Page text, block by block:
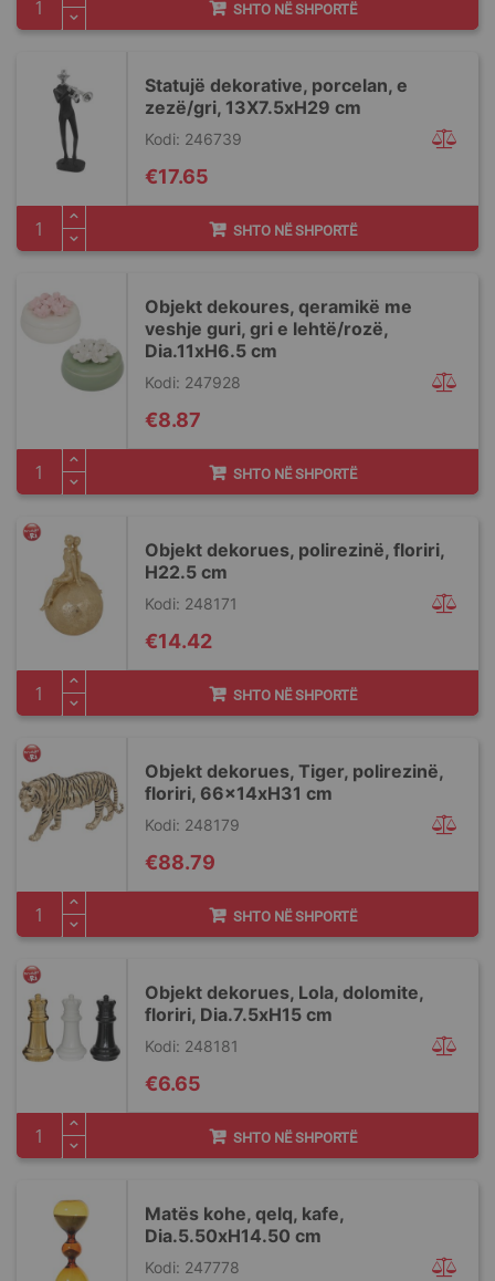
SHTO NË SHPORTË
Statujë dekorative, porcelan, e
zezë/gri, 13X7.5xH29 cm
Kodi: 246739
€17.65
SHTO NË SHPORTË
Objekt dekoures, qeramikë me
veshje guri, gri e lehtë/rozë,
Dia.11xH6.5 cm
Kodi: 247928
€8.87
SHTO NË SHPORTË
Objekt dekorues, polirezinë, floriri,
H22.5 cm
Kodi: 248171
€14.42
SHTO NË SHPORTË
Objekt dekorues, Tiger, polirezinë,
floriri, 66x14xH31 cm
Kodi: 248179
€88.79
SHTO NË SHPORTË
Objekt dekorues, Lola, dolomite,
floriri, Dia.7.5xH15 cm
Kodi: 248181
€6.65
SHTO NË SHPORTË
Matës kohe, qelq, kafe,
Dia.5.50xH14.50 cm
Kodi: 247778